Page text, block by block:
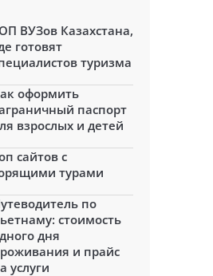
ВУЗов Казахстана,
готовят
туризма
оформить
паспорт
взрослых и детей
сайтов с
турами
по
стоимость
дня
и прайс
услуги